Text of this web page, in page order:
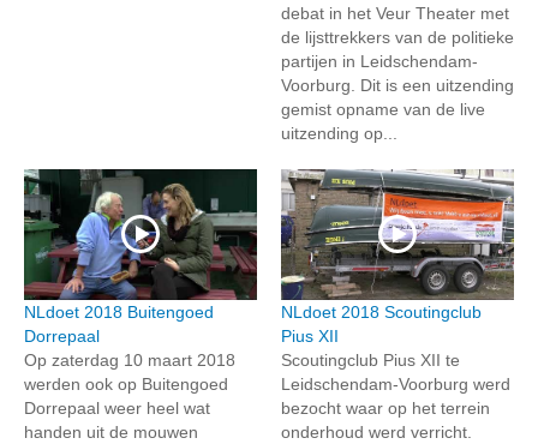
debat in het Veur Theater met
de lijsttrekkers van de politieke
partijen in Leidschendam-
Voorburg. Dit is een uitzending
gemist opname van de live
uitzending op...
NLdoet 2018 Buitengoed
Dorrepaal
Op zaterdag 10 maart 2018
werden ook op Buitengoed
Dorrepaal weer heel wat
handen uit de mouwen
NLdoet 2018 Scoutingclub
Pius XII
Scoutingclub Pius XII te
Leidschendam-Voorburg werd
bezocht waar op het terrein
onderhoud werd verricht.